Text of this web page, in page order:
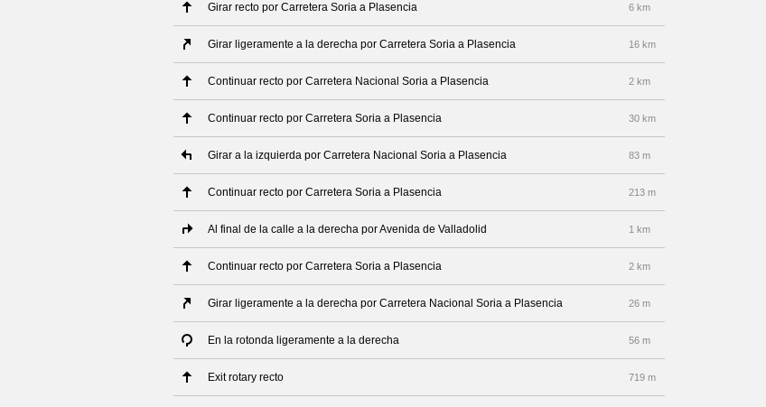
Girar recto por Carretera Soria a Plasencia 6 km
Girar ligeramente a la derecha por Carretera Soria a Plasencia 16 km
Continuar recto por Carretera Nacional Soria a Plasencia 2 km
Continuar recto por Carretera Soria a Plasencia 30 km
Girar a la izquierda por Carretera Nacional Soria a Plasencia 83 m
Continuar recto por Carretera Soria a Plasencia 213 m
Al final de la calle a la derecha por Avenida de Valladolid 1 km
Continuar recto por Carretera Soria a Plasencia 2 km
Girar ligeramente a la derecha por Carretera Nacional Soria a Plasencia 26 m
En la rotonda ligeramente a la derecha 56 m
Exit rotary recto 719 m